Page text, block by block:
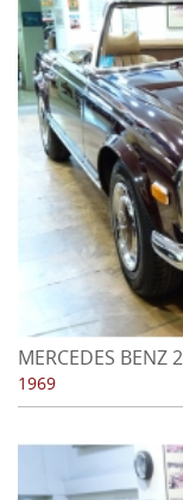
MERCEDES BENZ
1969